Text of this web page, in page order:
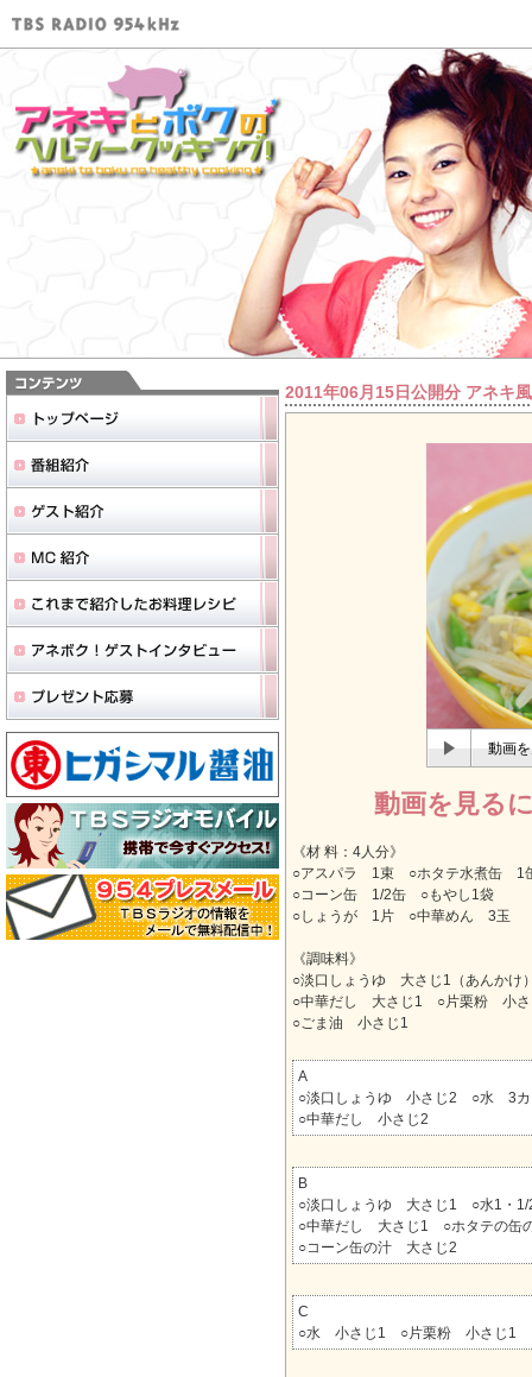
2011年06月15日公開分 アネキ
動画
動画を見る
《材 料：4人分》
○アスパラ 1束 ○ホタテ水煮缶 1
○コーン缶 1/2缶 ○もやし1袋
○しょうが 1片 ○中華めん 3玉
《調味料》
○淡口しょうゆ 大さじ1（あんかけ
○中華だし 大さじ1 ○片栗粉 小さ
○ごま油 小さじ1
A
○淡口しょうゆ 小さじ2 ○水 3カ
○中華だし 小さじ2
B
○淡口しょうゆ 大さじ1 ○水1・1/
○中華だし 大さじ1 ○ホタテの缶
○コーン缶の汁 大さじ2
C
○水 小さじ1 ○片栗粉 小さじ1